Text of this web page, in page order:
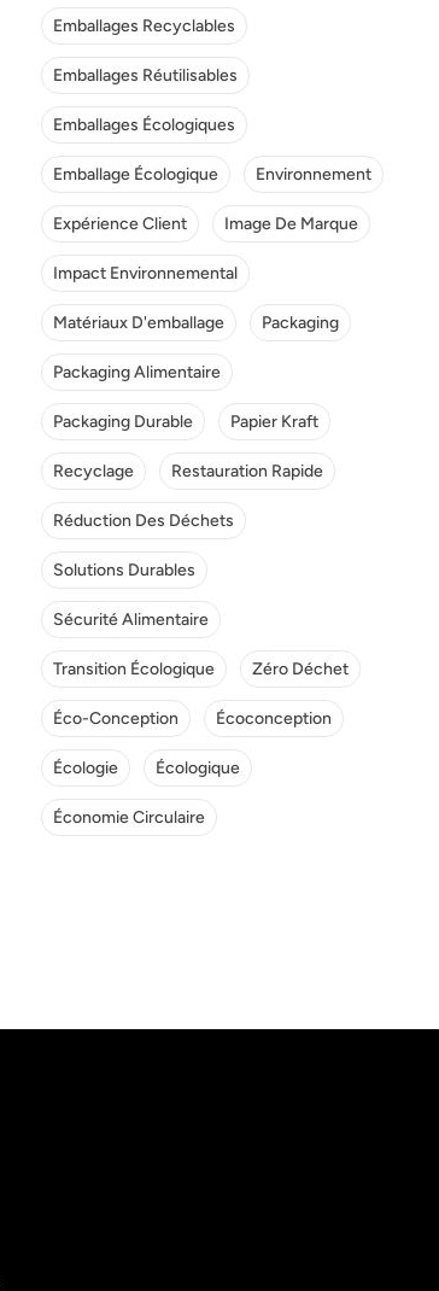
Emballages Recyclables
Emballages Réutilisables
Emballages Écologiques
Emballage Écologique Environnement
Expérience Client Image De Marque
Impact Environnemental
Matériaux D'emballage Packaging
Packaging Alimentaire
Packaging Durable Papier Kraft
Recyclage Restauration Rapide
Réduction Des Déchets
Solutions Durables
Sécurité Alimentaire
Transition Écologique Zéro Déchet
Éco-Conception Écoconception
Écologie Écologique
Économie Circulaire